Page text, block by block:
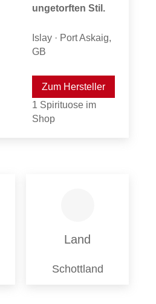
ungetorften Stil.
Islay · Port Askaig,
GB
Zum Hersteller
1 Spirituose im
Shop
Land
Schottland